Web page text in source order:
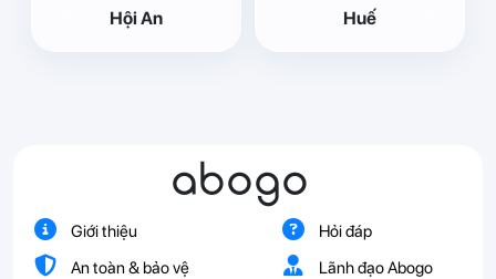
Hội An Huế
abogo
Giới thiệu
An toàn & bảo vệ
Hỏi đáp
Lãnh đạo Abogo